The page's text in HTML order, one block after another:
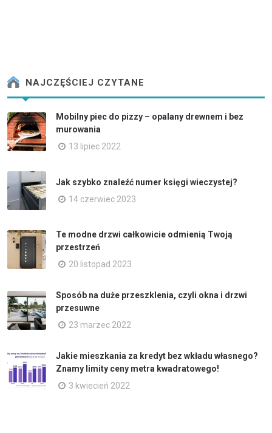
NAJCZĘŚCIEJ CZYTANE
Mobilny piec do pizzy – opalany drewnem i bez
murowania
13 lipiec 2022
Jak szybko znaleźć numer księgi wieczystej?
14 czerwiec 2023
Te modne drzwi całkowicie odmienią Twoją
przestrzeń
20 listopad 2023
Sposób na duże przeszklenia, czyli okna i drzwi
przesuwne
23 marzec 2022
Jakie mieszkania za kredyt bez wkładu własnego?
Znamy limity ceny metra kwadratowego!
3 kwiecień 2022